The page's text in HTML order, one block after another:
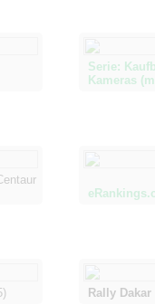
Serie:
Kameras
Rally Dakar